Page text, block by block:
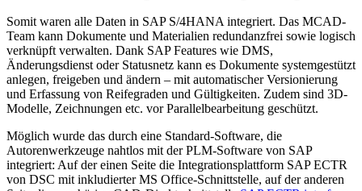
Somit waren alle Daten in SAP S/4HANA integriert. Das MCAD-
Team kann Dokumente und Materialien redundanzfrei sowie logisch
verknüpft verwalten. Dank SAP Features wie DMS,
Änderungsdienst oder Statusnetz kann es Dokumente systemgestützt
anlegen, freigeben und ändern – mit automatischer Versionierung
und Erfassung von Reifegraden und Gültigkeiten. Zudem sind 3D-
Modelle, Zeichnungen etc. vor Parallelbearbeitung geschützt.
Möglich wurde das durch eine Standard-Software, die
Autorenwerkzeuge nahtlos mit der PLM-Software von SAP
integriert: Auf der einen Seite die Integrationsplattform SAP ECTR
von DSC mit inkludierter MS Office-Schnittstelle, auf der anderen